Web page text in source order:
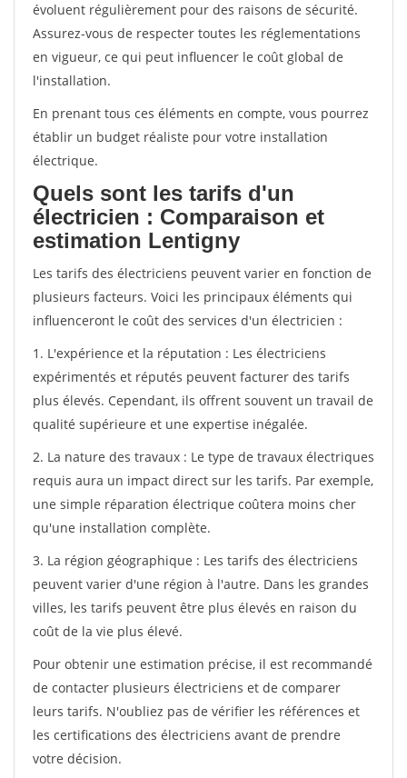
évoluent régulièrement pour des raisons de sécurité.
Assurez-vous de respecter toutes les réglementations
en vigueur, ce qui peut influencer le coût global de
l'installation.
En prenant tous ces éléments en compte, vous pourrez
établir un budget réaliste pour votre installation
électrique.
Quels sont les tarifs d'un
électricien : Comparaison et
estimation Lentigny
Les tarifs des électriciens peuvent varier en fonction de
plusieurs facteurs. Voici les principaux éléments qui
influenceront le coût des services d'un électricien :
1. L'expérience et la réputation : Les électriciens
expérimentés et réputés peuvent facturer des tarifs
plus élevés. Cependant, ils offrent souvent un travail de
qualité supérieure et une expertise inégalée.
2. La nature des travaux : Le type de travaux électriques
requis aura un impact direct sur les tarifs. Par exemple,
une simple réparation électrique coûtera moins cher
qu'une installation complète.
3. La région géographique : Les tarifs des électriciens
peuvent varier d'une région à l'autre. Dans les grandes
villes, les tarifs peuvent être plus élevés en raison du
coût de la vie plus élevé.
Pour obtenir une estimation précise, il est recommandé
de contacter plusieurs électriciens et de comparer
leurs tarifs. N'oubliez pas de vérifier les références et
les certifications des électriciens avant de prendre
votre décision.